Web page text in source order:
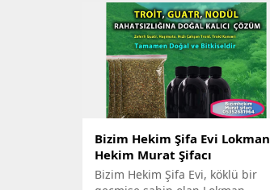
Bizim Hekim Şifa Evi Lokman
Hekim Murat Şifacı
Bizim Hekim Şifa Evi, köklü bir